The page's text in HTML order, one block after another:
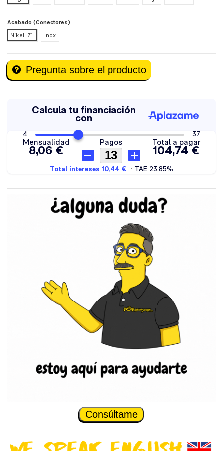
Acabado (Conectores)
Nikel "Z1"
Inox
Pregunta sobre el producto
Consúltame